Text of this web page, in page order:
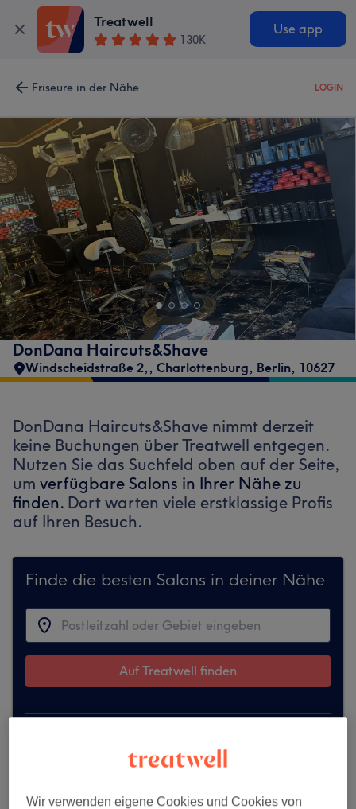
Treatwell
130K
Use app
Friseure in der Nähe LOGIN
DonDana Haircuts&Shave
Windscheidstraße 2,, Charlottenburg, Berlin, 10627
DonDana Haircuts&Shave nimmt derzeit
keine Buchungen über Treatwell entgegen.
Nutzen Sie das Suchfeld oben auf der Seite,
um verfügbare Salons in Ihrer Nähe zu
finden. Dort warten viele erstklassige Profis
auf Ihren Besuch.
Finde die besten Salons in deiner Nähe
Auf Treatwell finden
Wir verwenden eigene Cookies und Cookies von